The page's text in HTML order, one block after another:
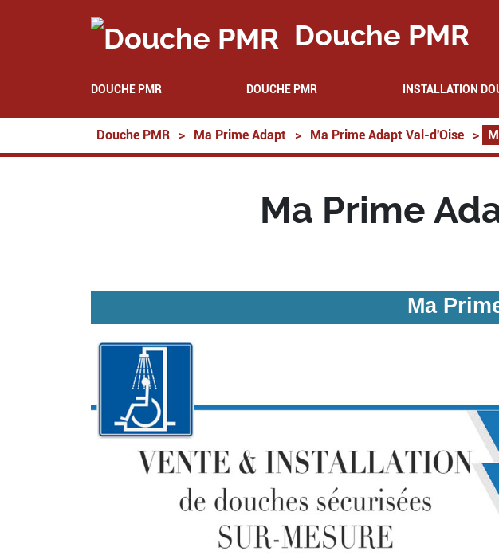
Douche PMR
DOUCHE PMR DOUCHE PMR INSTALLATION
Douche PMR > Ma Prime Adapt > Ma Prime Adapt Val-d'Oise >
Ma Prime
Ma